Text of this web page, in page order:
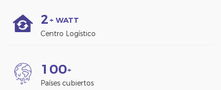
2 + WATT
Centro Logístico
1 00+
Países cubiertos